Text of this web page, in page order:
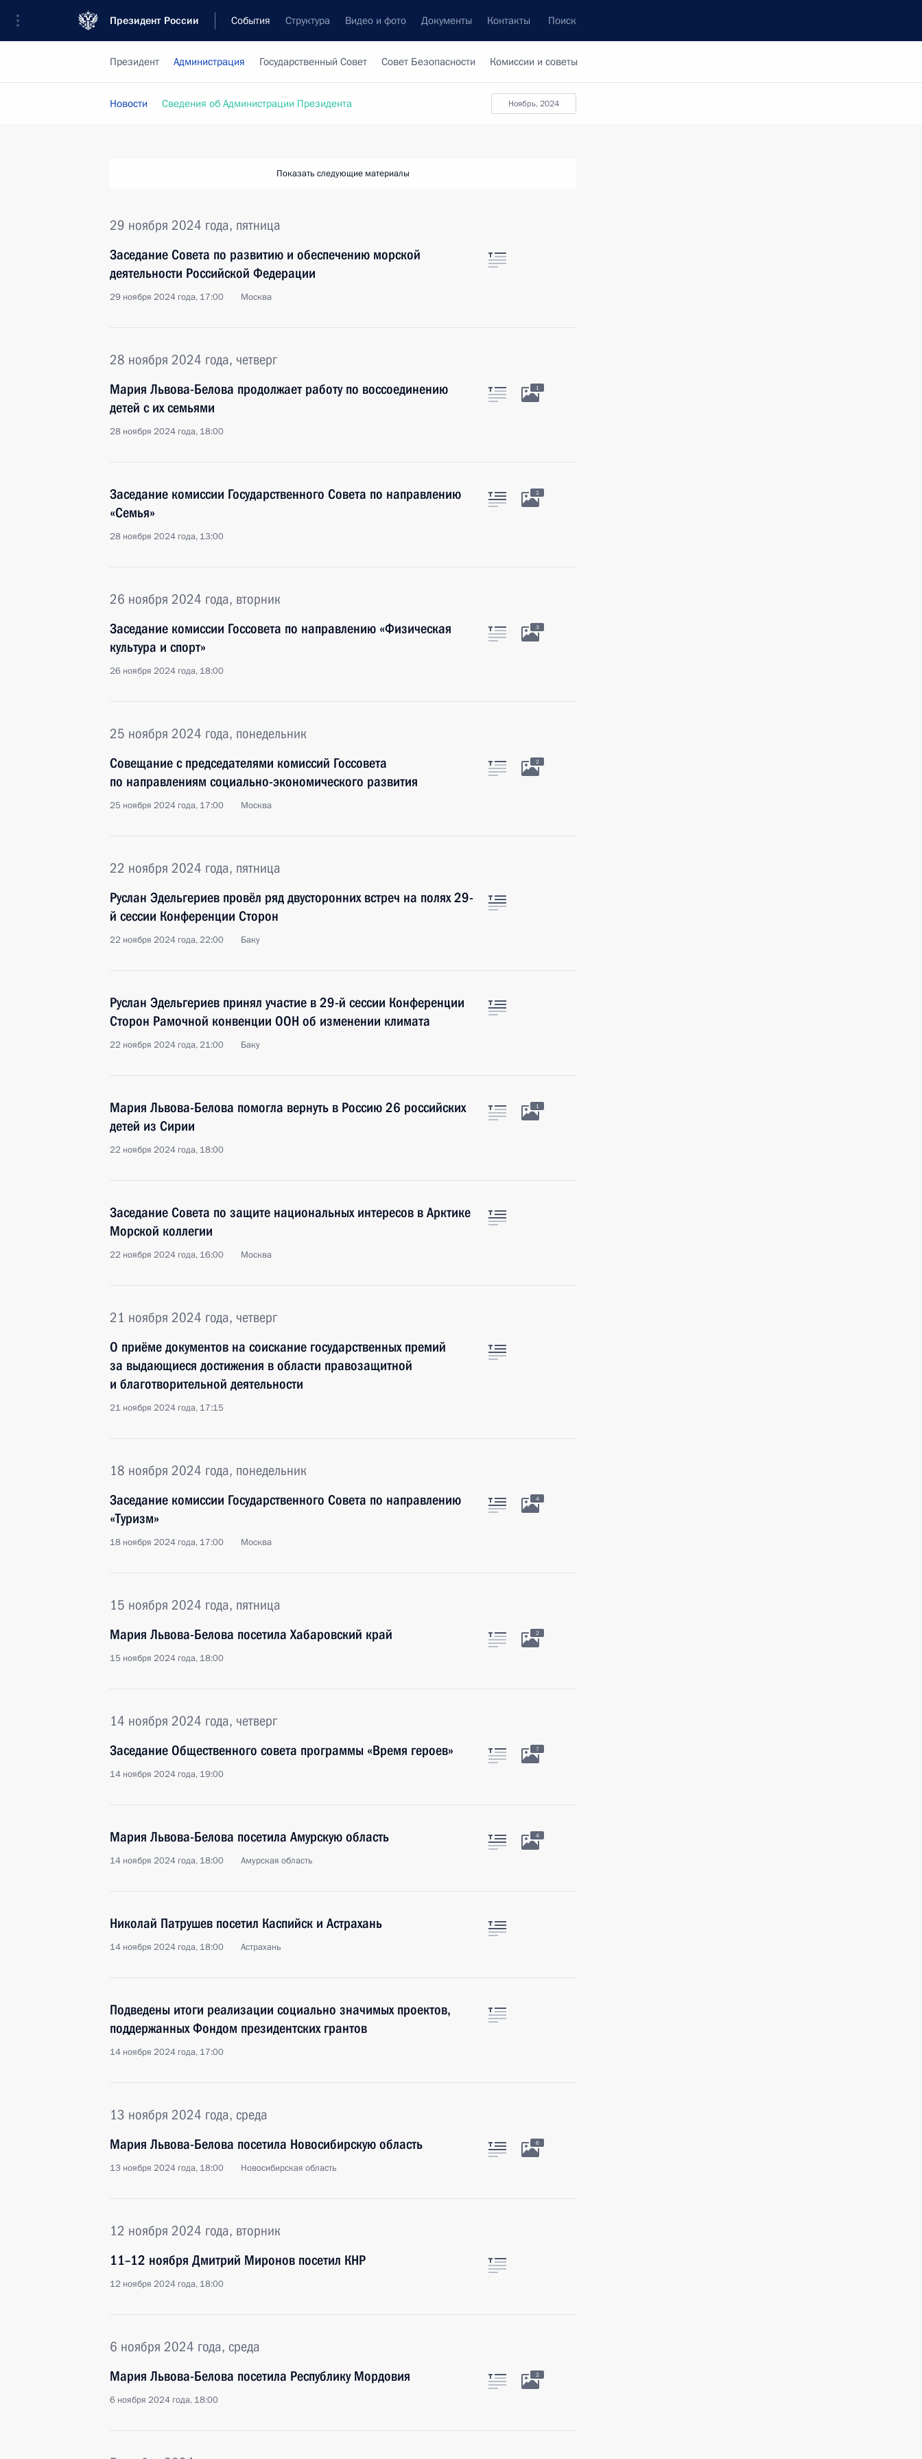
Президент России События Структура Видео и фото Документы Контакты Поиск
Президент Администрация Государственный Совет Совет Безопасности Комиссии и советы
ноябрь, 2024
Новости Сведения об Администрации Президента
Показать следующие материалы
29 ноября 2024 года, пятница
Заседание Совета по развитию и обеспечению морской
деятельности Российской Федерации
29 ноября 2024 года, 17:00 Москва
28 ноября 2024 года, четверг
Мария Львова-Белова продолжает работу по воссоединению
детей с их семьями
28 ноября 2024 года, 18:00
1
Заседание комиссии Государственного Совета по направлению
«Семья»
28 ноября 2024 года, 13:00
2
26 ноября 2024 года, вторник
Заседание комиссии Госсовета по направлению «Физическая
культура и спорт»
26 ноября 2024 года, 18:00
3
25 ноября 2024 года, понедельник
Совещание с председателями комиссий Госсовета
по направлениям социально-экономического развития
25 ноября 2024 года, 17:00 Москва
2
22 ноября 2024 года, пятница
Руслан Эдельгериев провёл ряд двусторонних встреч на полях 29-
й сессии Конференции Сторон
22 ноября 2024 года, 22:00 Баку
Руслан Эдельгериев принял участие в 29-й сессии Конференции
Сторон Рамочной конвенции ООН об изменении климата
22 ноября 2024 года, 21:00 Баку
Мария Львова-Белова помогла вернуть в Россию 26 российских
детей из Сирии
22 ноября 2024 года, 18:00
1
Заседание Совета по защите национальных интересов в Арктике
Морской коллегии
22 ноября 2024 года, 16:00 Москва
21 ноября 2024 года, четверг
О приёме документов на соискание государственных премий
за выдающиеся достижения в области правозащитной
и благотворительной деятельности
21 ноября 2024 года, 17:15
18 ноября 2024 года, понедельник
Заседание комиссии Государственного Совета по направлению
«Туризм»
18 ноября 2024 года, 17:00 Москва
4
15 ноября 2024 года, пятница
Мария Львова-Белова посетила Хабаровский край
15 ноября 2024 года, 18:00
2
14 ноября 2024 года, четверг
Заседание Общественного совета программы «Время героев»
14 ноября 2024 года, 19:00
7
Мария Львова-Белова посетила Амурскую область
14 ноября 2024 года, 18:00 Амурская область
4
Николай Патрушев посетил Каспийск и Астрахань
14 ноября 2024 года, 18:00 Астрахань
Подведены итоги реализации социально значимых проектов,
поддержанных Фондом президентских грантов
14 ноября 2024 года, 17:00
13 ноября 2024 года, среда
Мария Львова-Белова посетила Новосибирскую область
13 ноября 2024 года, 18:00 Новосибирская область
6
12 ноября 2024 года, вторник
11–12 ноября Дмитрий Миронов посетил КНР
12 ноября 2024 года, 18:00
6 ноября 2024 года, среда
Мария Львова-Белова посетила Республику Мордовия
6 ноября 2024 года, 18:00
2